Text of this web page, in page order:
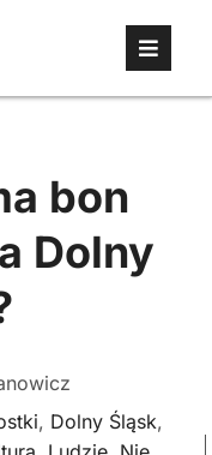
bon
Dolny
, Dolny Śląsk,